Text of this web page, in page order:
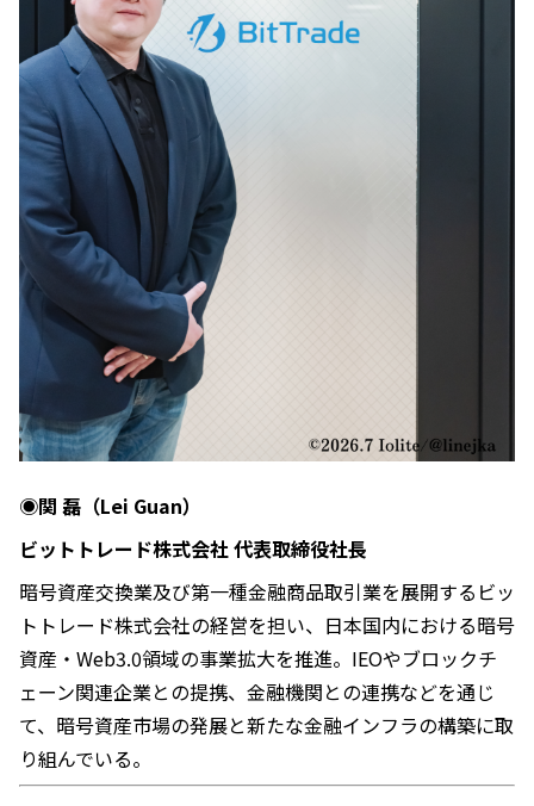
◉関 磊（Lei Guan）
ビットトレード株式会社 代表取締役社長
暗号資産交換業及び第一種金融商品取引業を展開するビッ
トトレード株式会社の経営を担い、日本国内における暗号
資産・Web3.0領域の事業拡大を推進。IEOやブロックチ
ェーン関連企業との提携、金融機関との連携などを通じ
て、暗号資産市場の発展と新たな金融インフラの構築に取
り組んでいる。